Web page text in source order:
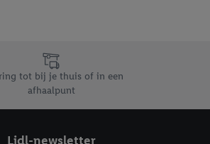
tot bij je thuis of in een
afhaalpunt
Lidl-newsletter
recht om uw toestemming te allen tijde met
.Je vindt het impressum hier.